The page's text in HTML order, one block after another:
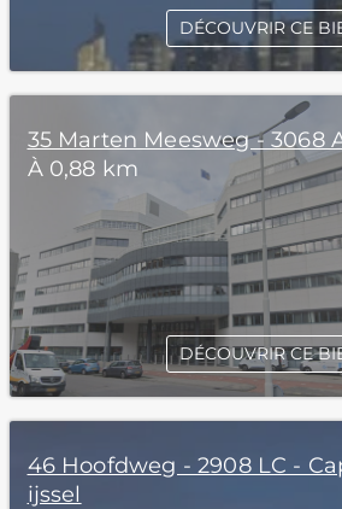
DÉCOUVRIR CE
35 Marten Meesweg - 3068
À 0,88 km
DÉCOUVRIR CE
46 Hoofdweg - 2908 LC -
ijssel